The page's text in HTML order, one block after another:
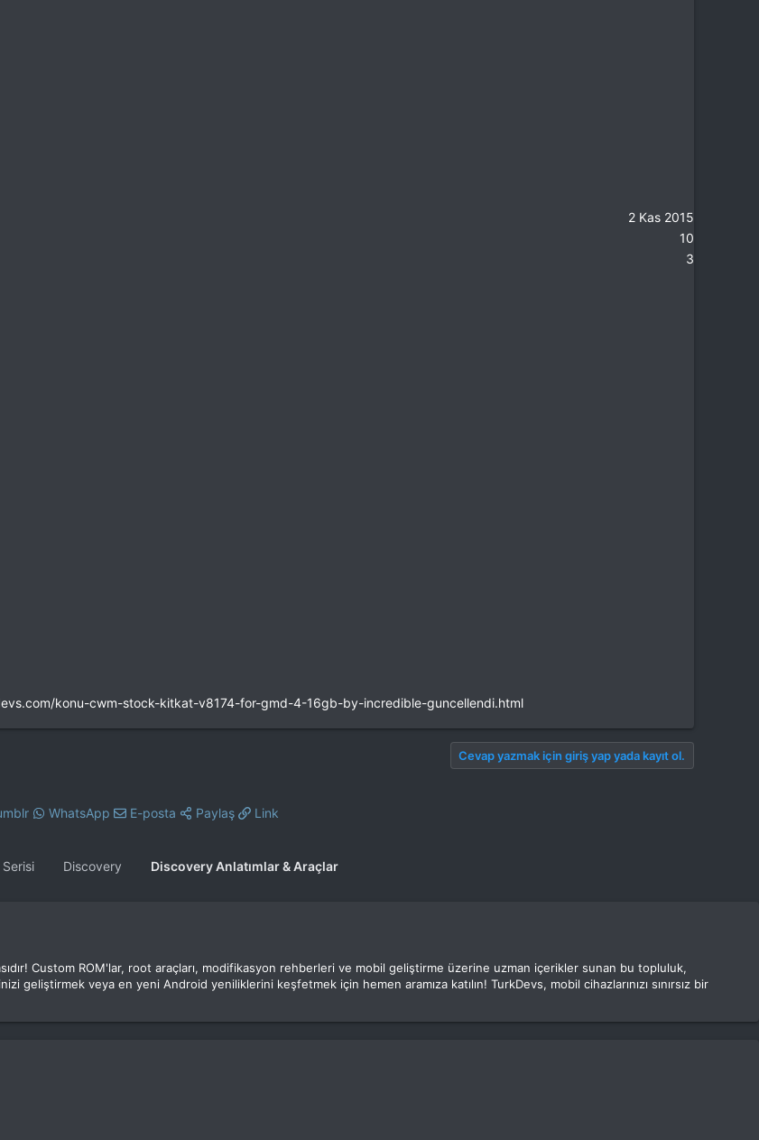
2 Kas 2015
10
3
konu-cwm-stock-kitkat-v8174-for-gmd-4-16gb-by-incredible-guncellendi.html
Cevap yazmak için giriş yap yada kayıt ol.
WhatsApp E-posta Paylaş Link
Discovery Discovery Anlatımlar & Araçlar
Custom ROM'lar, root araçları, modifikasyon rehberleri ve mobil geliştirme üzerine uzman içerikler sunan bu topluluk,
veya en yeni Android yeniliklerini keşfetmek için hemen aramıza katılın! TurkDevs, mobil cihazlarınızı sınırsız bir